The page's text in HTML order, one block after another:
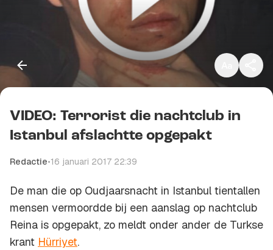
Klein
Standaard
Groot
Kopieer link
VIDEO: Terrorist die nachtclub in
Istanbul afslachtte opgepakt
Redactie•16 januari 2017 22:39
De man die op Oudjaarsnacht in Istanbul tientallen
mensen vermoordde bij een aanslag op nachtclub
Reina is opgepakt, zo meldt onder ander de Turkse
krant Hürriyet.